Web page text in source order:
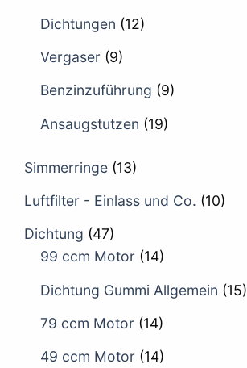
Dichtungen (12)
Vergaser (9)
Benzinzuführung (9)
Ansaugstutzen (19)
Simmerringe (13)
Luftfilter - Einlass und Co. (10)
Dichtung (47)
99 ccm Motor (14)
Dichtung Gummi Allgemein (15)
79 ccm Motor (14)
49 ccm Motor (14)